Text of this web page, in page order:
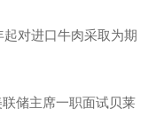
对进口牛肉采取为期
储主席一职面试贝莱